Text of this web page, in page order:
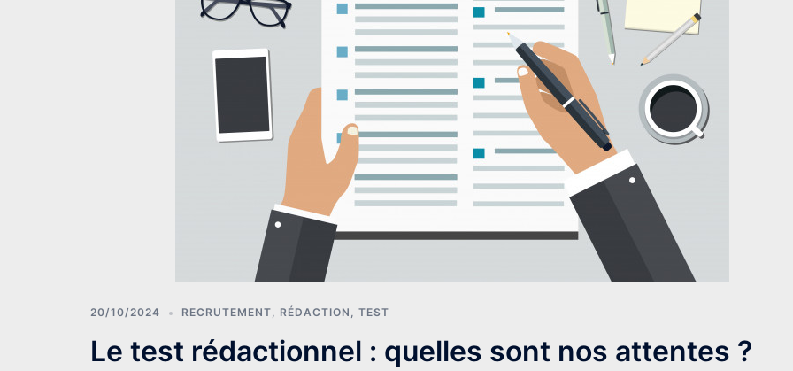
20/10/2024 RECRUTEMENT, RÉDACTION , TEST
Le test rédactionnel : quelles sont nos attentes ?